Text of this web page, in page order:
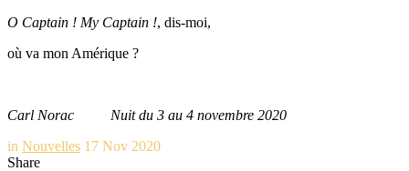
O Captain ! My Captain !, dis-moi,
où va mon Amérique ?
Carl Norac Nuit du 3 au 4 novembre 2020
in Nouvelles 17 Nov 2020
Share